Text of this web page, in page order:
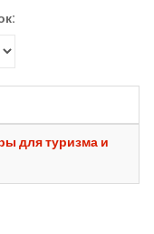
для туризма и